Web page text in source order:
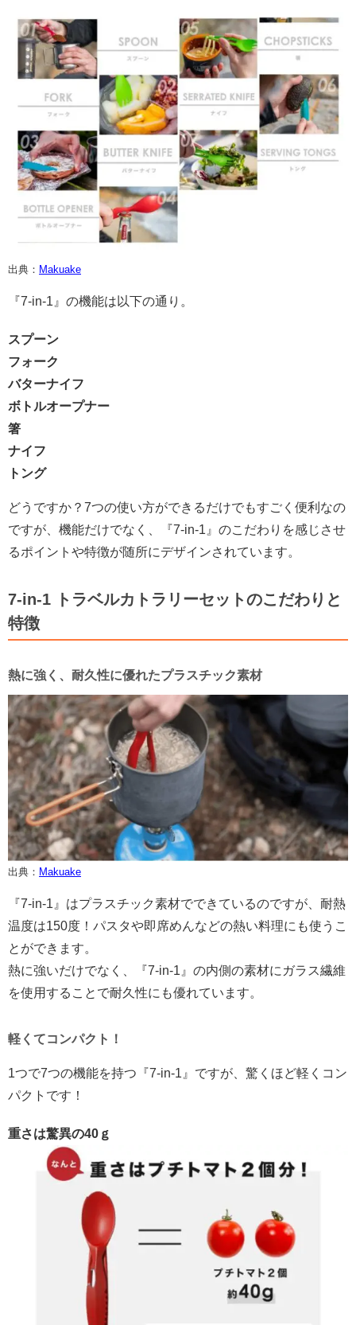
出典： Makuake
『7-in-1』の機能は以下の通り。
スプーン
フォーク
バターナイフ
ボトルオープナー
箸
ナイフ
トング
どうですか？7つの使い方ができるだけでもすごく便利なの
ですが、機能だけでなく、『7-in-1』のこだわりを感じさせ
るポイントや特徴が随所にデザインされています。
7-in-1 トラベルカトラリーセットのこだわりと
特徴
熱に強く、耐久性に優れたプラスチック素材
出典： Makuake
『7-in-1』はプラスチック素材でできているのですが、耐熱
温度は150度！パスタや即席めんなどの熱い料理にも使うこ
とができます。
熱に強いだけでなく、『7-in-1』の内側の素材にガラス繊維
を使用することで耐久性にも優れています。
軽くてコンパクト！
1つで7つの機能を持つ『7-in-1』ですが、驚くほど軽くコン
パクトです！
重さは驚異の40ｇ